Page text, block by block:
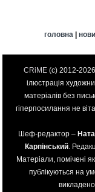
головна |
CRiME (c) 2012-
ілюстрація
матеріалів без
гіперпосилання не
Шеф-редактор –
Карпінський .
Матеріали, помічені
публікуються на